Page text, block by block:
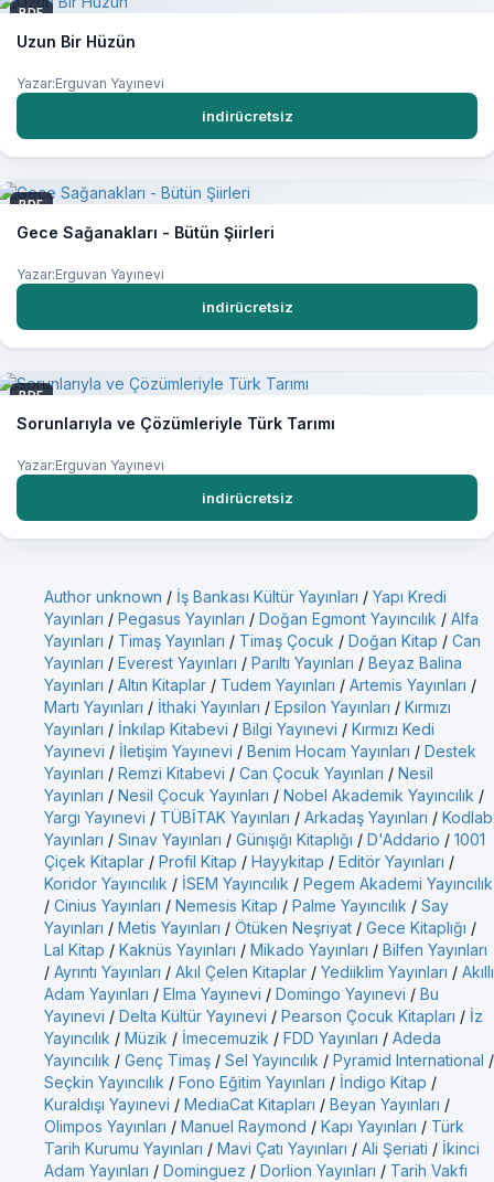
PDF
Uzun Bir Hüzün
Yazar:Erguvan Yayınevi
indirücretsiz
PDF
Gece Sağanakları - Bütün Şiirleri
Yazar:Erguvan Yayınevi
indirücretsiz
PDF
Sorunlarıyla ve Çözümleriyle Türk Tarımı
Yazar:Erguvan Yayınevi
indirücretsiz
Author unknown / İş Bankası Kültür Yayınları / Yapı Kredi
Yayınları / Pegasus Yayınları / Doğan Egmont Yayıncılık / Alfa
Yayınları / Timaş Yayınları / Timaş Çocuk / Doğan Kitap / Can
Yayınları / Everest Yayınları / Parıltı Yayınları / Beyaz Balina
Yayınları / Altın Kitaplar / Tudem Yayınları / Artemis Yayınları /
Martı Yayınları / İthaki Yayınları / Epsilon Yayınları / Kırmızı
Yayınları / İnkılap Kitabevi / Bilgi Yayınevi / Kırmızı Kedi
Yayınevi / İletişim Yayınevi / Benim Hocam Yayınları / Destek
Yayınları / Remzi Kitabevi / Can Çocuk Yayınları / Nesil
Yayınları / Nesil Çocuk Yayınları / Nobel Akademik Yayıncılık /
Yargı Yayınevi / TÜBİTAK Yayınları / Arkadaş Yayınları / Kodlab
Yayınları / Sınav Yayınları / Günışığı Kitaplığı / D'Addario / 1001
Çiçek Kitaplar / Profil Kitap / Hayykitap / Editör Yayınları /
Koridor Yayıncılık / İSEM Yayıncılık / Pegem Akademi Yayıncılık
/ Cinius Yayınları / Nemesis Kitap / Palme Yayıncılık / Say
Yayınları / Metis Yayınları / Ötüken Neşriyat / Gece Kitaplığı /
Lal Kitap / Kaknüs Yayınları / Mikado Yayınları / Bilfen Yayınları
/ Ayrıntı Yayınları / Akıl Çelen Kitaplar / Yediiklim Yayınları / Akıllı
Adam Yayınları / Elma Yayınevi / Domingo Yayınevi / Bu
Yayınevi / Delta Kültür Yayınevi / Pearson Çocuk Kitapları / İz
Yayıncılık / Müzik / İmecemuzik / FDD Yayınları / Adeda
Yayıncılık / Genç Timaş / Sel Yayıncılık / Pyramid International /
Seçkin Yayıncılık / Fono Eğitim Yayınları / İndigo Kitap /
Kuraldışı Yayınevi / MediaCat Kitapları / Beyan Yayınları /
Olimpos Yayınları / Manuel Raymond / Kapı Yayınları / Türk
Tarih Kurumu Yayınları / Mavi Çatı Yayınları / Ali Şeriati / İkinci
Adam Yayınları / Dominguez / Dorlion Yayınları / Tarih Vakfı